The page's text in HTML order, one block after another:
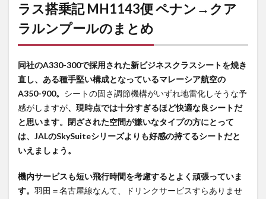
ラス搭乗記 MH1143便 ペナン→クア
ラルンプールのまとめ
同社のA330-300で採用された新ビジネスクラスシートを焼き
直し、ある種手堅い構成となっているマレーシア航空の
A350-900。 シートの固さ調節機構がいずれ地雷化しそうな予
感がしますが、現時点では十分すぎるほど快適な良シートだ
と思います。閉ざされた空間が嫌いなタイプの方にとって
は、JALのSkySuiteシリーズよりも好感の持てるシートだと
いえましょう。
機内サービスも短い飛行時間を考慮するとよく頑張っていま
す。 羽田＝名古屋線なんて、ドリンクサービスすらありませ